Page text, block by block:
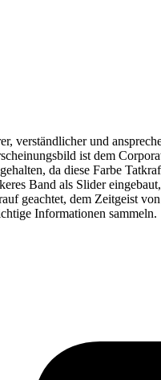
verständlicher und
ist dem
da diese Farbe
Band als Slider
geachtet, dem Zeitgeist
Informationen sammeln.